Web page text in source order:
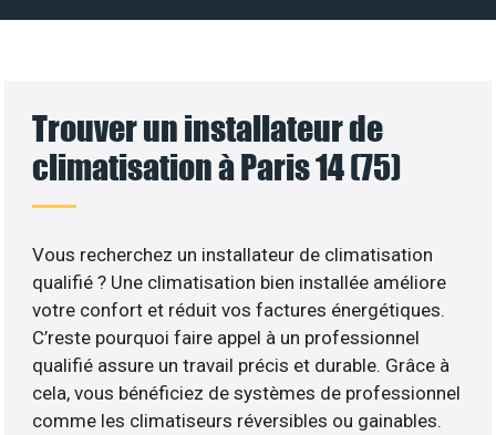
Trouver un installateur de
climatisation à Paris 14 (75)
Vous recherchez un installateur de climatisation
qualifié ? Une climatisation bien installée améliore
votre confort et réduit vos factures énergétiques.
C’reste pourquoi faire appel à un professionnel
qualifié assure un travail précis et durable. Grâce à
cela, vous bénéficiez de systèmes de professionnel
comme les climatiseurs réversibles ou gainables.